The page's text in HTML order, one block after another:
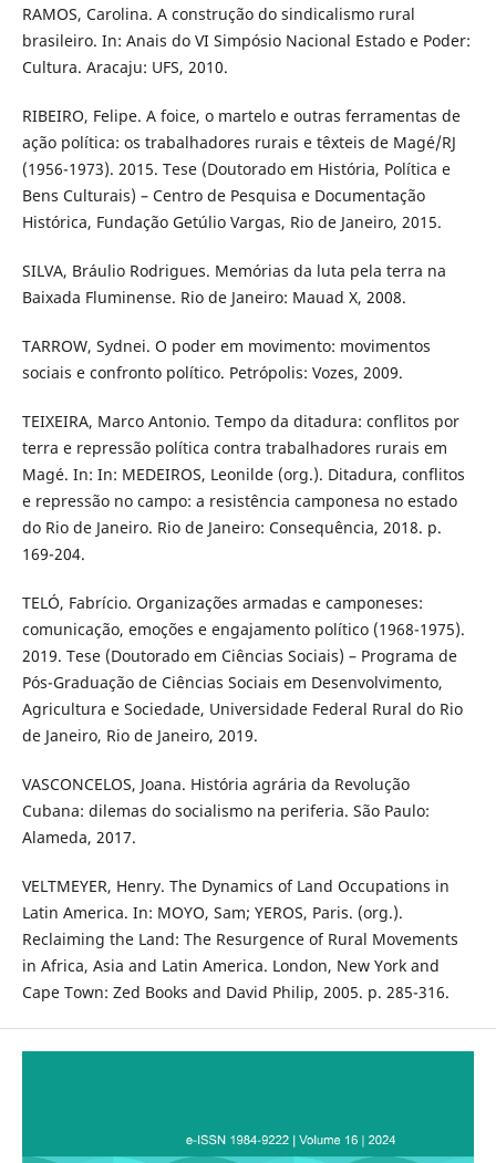
RAMOS, Carolina. A construção do sindicalismo rural
brasileiro. In: Anais do VI Simpósio Nacional Estado e Poder:
Cultura. Aracaju: UFS, 2010.
RIBEIRO, Felipe. A foice, o martelo e outras ferramentas de
ação política: os trabalhadores rurais e têxteis de Magé/RJ
(1956-1973). 2015. Tese (Doutorado em História, Política e
Bens Culturais) – Centro de Pesquisa e Documentação
Histórica, Fundação Getúlio Vargas, Rio de Janeiro, 2015.
SILVA, Bráulio Rodrigues. Memórias da luta pela terra na
Baixada Fluminense. Rio de Janeiro: Mauad X, 2008.
TARROW, Sydnei. O poder em movimento: movimentos
sociais e confronto político. Petrópolis: Vozes, 2009.
TEIXEIRA, Marco Antonio. Tempo da ditadura: conflitos por
terra e repressão política contra trabalhadores rurais em
Magé. In: In: MEDEIROS, Leonilde (org.). Ditadura, conflitos
e repressão no campo: a resistência camponesa no estado
do Rio de Janeiro. Rio de Janeiro: Consequência, 2018. p.
169-204.
TELÓ, Fabrício. Organizações armadas e camponeses:
comunicação, emoções e engajamento político (1968-1975).
2019. Tese (Doutorado em Ciências Sociais) – Programa de
Pós-Graduação de Ciências Sociais em Desenvolvimento,
Agricultura e Sociedade, Universidade Federal Rural do Rio
de Janeiro, Rio de Janeiro, 2019.
VASCONCELOS, Joana. História agrária da Revolução
Cubana: dilemas do socialismo na periferia. São Paulo:
Alameda, 2017.
VELTMEYER, Henry. The Dynamics of Land Occupations in
Latin America. In: MOYO, Sam; YEROS, Paris. (org.).
Reclaiming the Land: The Resurgence of Rural Movements
in Africa, Asia and Latin America. London, New York and
Cape Town: Zed Books and David Philip, 2005. p. 285-316.